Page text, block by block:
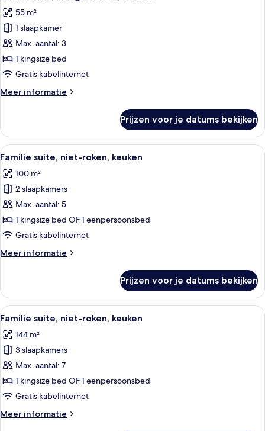
roken
foto's
voor
Junior
suite,
1
kingsize
keuken
55 m²
1 slaapkamer
Max. aantal: 3
1 kingsize bed
Gratis kabelinternet
Meer informatie
Meer
suite,
kingsize
keuken
Prijzen voor je datums bekijken
Alle
foto's
voor
Familie
suite,
niet-
roken,
laden
Een hotelkamer met een groot bed,
8
Familie suite, niet-roken, keuken
100 m²
2 slaapkamers
Max. aantal: 5
1 kingsize bed OF 1 eenpersoonsbed
Gratis kabelinternet
Meer informatie
Meer
suite,
niet-
roken,
Prijzen voor je datums bekijken
Alle
foto's
voor
Familie
suite,
niet-
roken,
laden
Een hotelkamer met een groot bed,
7
Familie suite, niet-roken, keuken
144 m²
3 slaapkamers
Max. aantal: 7
1 kingsize bed OF 1 eenpersoonsbed
Gratis kabelinternet
Meer informatie
Meer